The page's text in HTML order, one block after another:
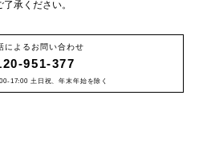
承ください。
によるお問い合わせ
951-377
17:00 土日祝、年末年始を除く